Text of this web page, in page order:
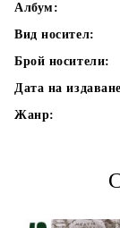
Албум:
Вид носител:
Брой носители:
Дата на
Жанр: